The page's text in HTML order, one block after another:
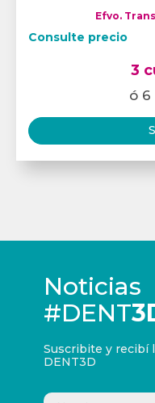
Efvo.
Consulte precio
3
ó 6
Noticias
#DENT
Suscribite y recibí
DENT3D